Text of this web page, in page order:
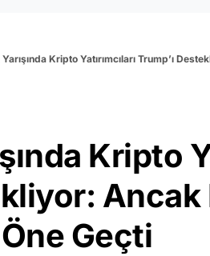
Yarışında Kripto Yatırımcıları Trump’ı
Kripto
Geçti